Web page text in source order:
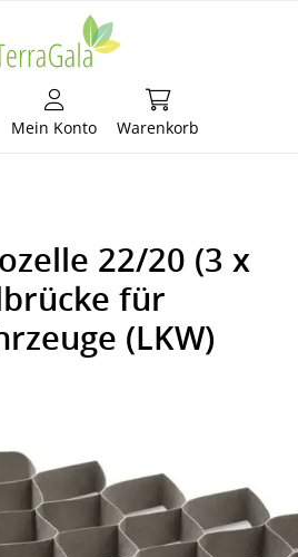
Mein Konto Warenkorb
Warenkorb
22/20 (3 x
für
(LKW)